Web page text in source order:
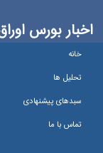
اخبار بورس
خانه
تحلیل ها
سبدهای پیشنهادی
تماس با ما